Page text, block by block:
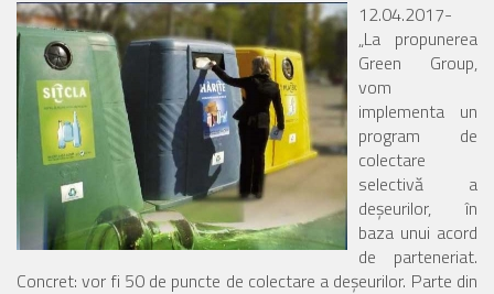
12.04.2017-
„La propunerea
Green Group,
vom
implementa un
program de
colectare
selectivă a
deșeurilor, în
baza unui acord
de parteneriat.
Concret: vor fi 50 de puncte de colectare a deșeurilor. Parte din